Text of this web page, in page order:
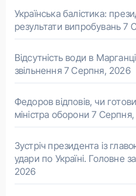
Українська балістика:
результати випробувань 7
Відсутність води в
звільнення 7 Серпня, 2026
Федоров відповів, чи
міністра оборони 7
Зустріч президента із
удари по Україні. Головне
2026